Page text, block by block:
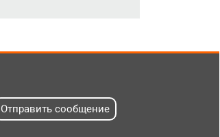
Отправить сообщение